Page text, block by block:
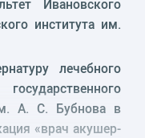
Ивановского
института им.
лечебного
А. С. Бубнова в
«врач акушер-